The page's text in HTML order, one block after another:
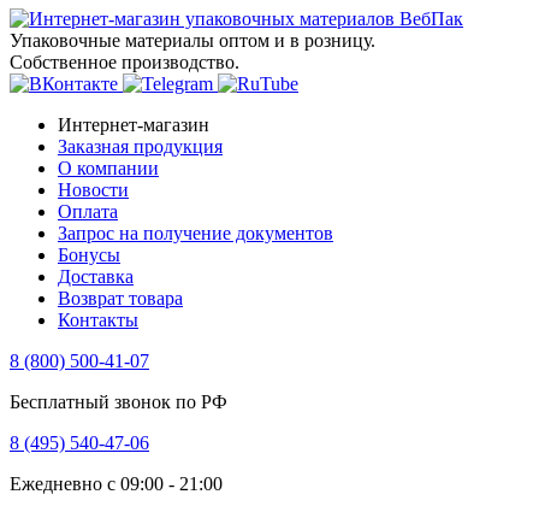
Упаковочные материалы оптом и в розницу.
Собственное производство.
Интернет-магазин
Заказная продукция
О компании
Новости
Оплата
Запрос на получение документов
Бонусы
Доставка
Возврат товара
Контакты
8 (800) 500-41-07
Бесплатный звонок по РФ
8 (495) 540-47-06
Ежедневно с 09:00 - 21:00